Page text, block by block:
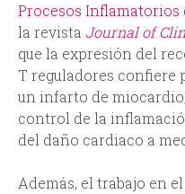
Procesos Inflamatorios
la revista Journal of
que la expresión del
T reguladores confiere
un infarto de
control de la
del daño cardiaco a
Además, el trabajo en